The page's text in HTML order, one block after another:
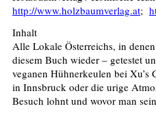
http://www.holzbaumverlag.at;
Inhalt
Alle Lokale Österreichs, in
diesem Buch wieder – getestet
veganen Hühnerkeulen bei
in Innsbruck oder die urige
Besuch lohnt und wovor man